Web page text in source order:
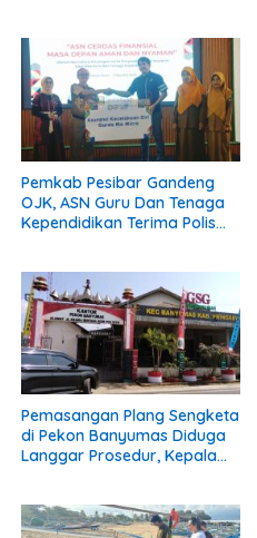
Pemkab Pesibar Gandeng
OJK, ASN Guru Dan Tenaga
Kependidikan Terima Polis
Pemasangan Plang Sengketa
di Pekon Banyumas Diduga
Langgar Prosedur, Kepala